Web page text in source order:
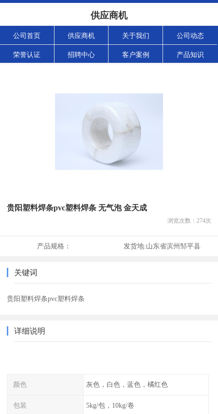
供应商机
公司首页 供应商机 关于我们 公司动态
荣誉认证 招聘中心 客户案例 产品知识
贵阳塑料焊条pvc塑料焊条 无气泡 金天成
浏览次数： 274次
产品规格： 发货地:山东省滨州邹平县
关键词
贵阳塑料焊条pvc塑料焊条
详细说明
颜色 灰色，白色，蓝色，橘红色
包装 5kg/包，10kg/卷